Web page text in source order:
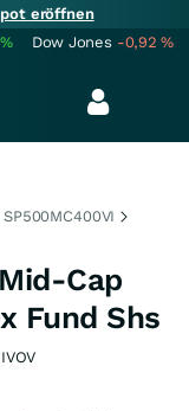
eröffnen
% Dow Jones -0,92%
SP500MC400VI
Cap
Fund Shs
IVOV